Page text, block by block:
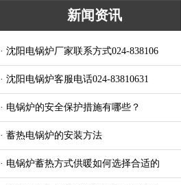
新闻资讯
· 沈阳电锅炉厂家联系方式024-838106
· 沈阳电锅炉客服电话024-83810631
· 电锅炉的安全保护措施有哪些？
· 蓄热电锅炉的安装方法
· 电锅炉蓄热方式供暖如何选择合适的